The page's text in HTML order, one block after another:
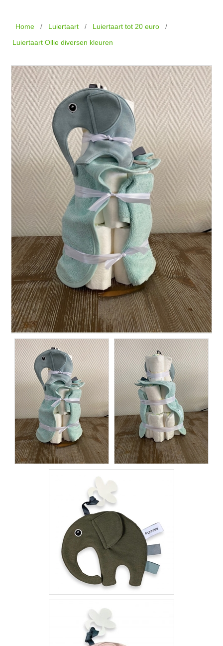
Home / Luiertaart / Luiertaart tot 20 euro
/
Luiertaart Ollie diversen kleuren